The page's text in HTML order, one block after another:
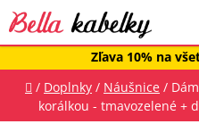
Prejsť
na
obsah
Zľava 10% na
Domov
/ Doplnky / Náušnice /
korálkou - tmavozelené +